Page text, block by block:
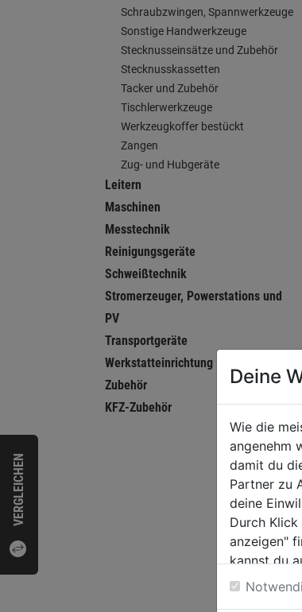
VERGLEICHEN
Schraubzwingen, Spannwerkzeuge
Sonstige Handwerkzeuge
Stecknusseinsätze und Zubehör
Stecknusskassetten
Tacker und Zubehör
Tischlerwerkzeuge
Werkzeugkoffer bestückt
Zangen
Zug- und Hubgeräte
Leitern
Maschinen
Messtechnik
Reinigungsgeräte
Schweißtechnik
Stromerzeuger, Powerstations und
PV
Transportgeräte
Werkstatteinrichtung
Zubehör
KFZ-Zubehör
Deine
Wie die
angenehm
damit du
Partner zu
deine
Durch
anzeigen"
kannst du
Weitere